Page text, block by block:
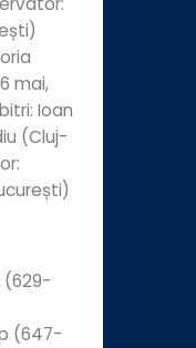
mai,
Ioan
(Cluj-
(629-
(647-